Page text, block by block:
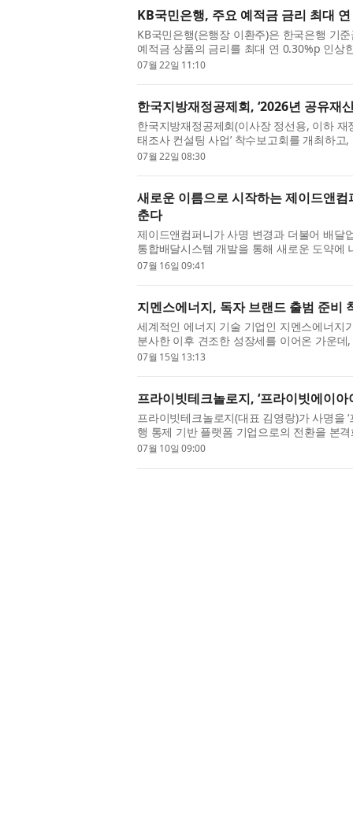
KB국민은행, 주요 예적금 금리 최대
KB국민은행(은행장 이환주)은 한국은행 기
예적금 상품의 금리를 최대 연 0.30%p 인상
22일부터, 정기적금은 24일부터 기본 ...
07월 22일 11:10
한국지방재정공제회, ‘2026년 공유재
한국지방재정공제회(이사장 정선용, 이하
태조사 컨설팅 사업’ 착수보고회를 개최하
향과 기관별 역할을 공유했다고 밝혔...
07월 22일 08:30
새로운 이름으로 시작하는 제이드앤
춘다
제이드앤컴퍼니가 사명 변경과 더불어 배달
통합배달시스템 개발을 통해 새로운 도약에
의 확산과 플랫폼 산업의 성장으로 꾸...
07월 16일 09:41
지멘스에너지, 독자 브랜드 출범 준비
세계적인 에너지 기술 기업인 지멘스에너지
분사한 이후 견조한 성장세를 이어온 가운
다. 이번 결정은 지멘스에너지의 브랜드 ...
07월 15일 13:13
프라이빗테크놀로지, ‘프라이빗에이
프라이빗테크놀로지(대표 김영랑)가 사명을
행 통제 기반 플랫폼 기업으로의 전환을 본
사명과 함께 새로운 슬로건 ‘Private...
07월 10일 09:00